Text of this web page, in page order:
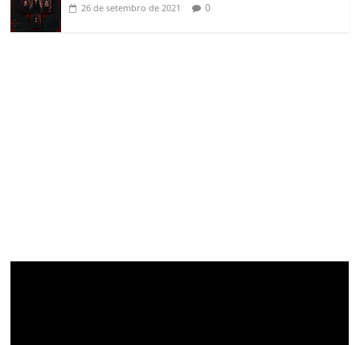
26 de setembro de 2021 0